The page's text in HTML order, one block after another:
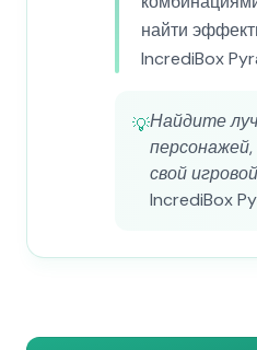
найти
IncrediBox
💡Найдите
свой
IncrediBox